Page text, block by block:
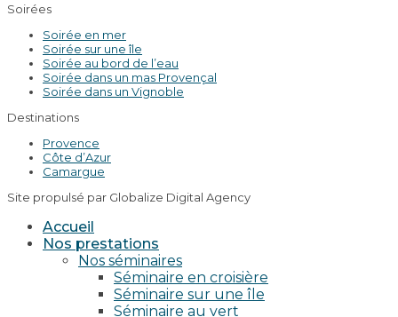
Soirées
Soirée en mer
Soirée sur une île
Soirée au bord de l’eau
Soirée dans un mas Provençal
Soirée dans un Vignoble
Destinations
Provence
Côte d’Azur
Camargue
Site propulsé par Globalize Digital Agency
Accueil
Nos prestations
Nos séminaires
Séminaire en croisière
Séminaire sur une île
Séminaire au vert